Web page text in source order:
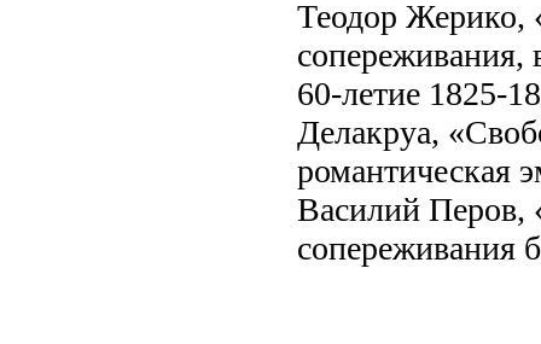
Теодор Жерико,
сопереживания,
60-летие 1825-
Делакруа,
романтическая
Василий Перов,
сопереживания